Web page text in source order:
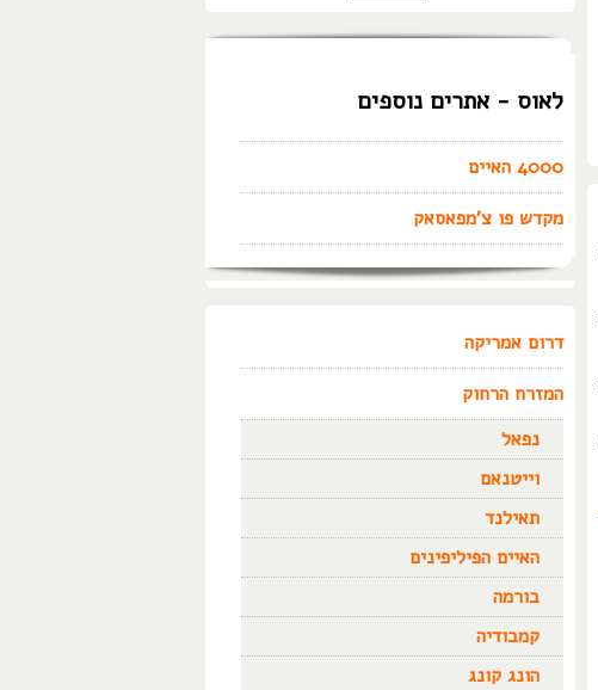
לאוס - אתרים נוספים
4000 האיים
מקדש פו צ'מפאסאק
דרום אמריקה
המזרח הרחוק
נפאל
וייטנאם
תאילנד
האיים הפיליפינים
בורמה
קמבודיה
הונג קונג